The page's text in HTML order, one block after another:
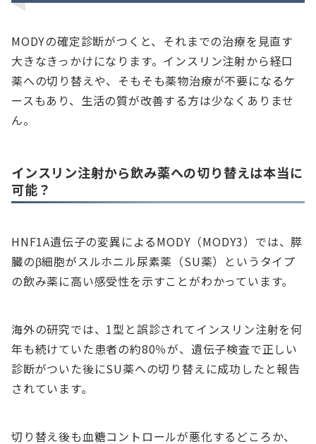
MODYの確定診断がつくと、それまでの治療を見直す
大きなきっかけになります。インスリン注射から経口
薬への切り替えや、そもそも薬物治療が不要になるケ
ースもあり、生活の質が改善する方は少なくありませ
ん。
インスリン注射から飲み薬への切り替えは本当に
可能？
HNF1A遺伝子の変異によるMODY（MODY3）では、膵
臓のβ細胞がスルホニル尿素薬（SU薬）というタイプ
の飲み薬に高い感受性を示すことがわかっています。
海外の研究では、1型と誤診されてインスリン注射を何
年も続けていた患者の約80％が、遺伝子検査で正しい
診断がついた後にSU薬への切り替えに成功したと報告
されています。
切り替え後も血糖コントロールが悪化するどころか、